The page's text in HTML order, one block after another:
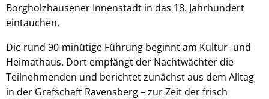
Borgholzhausener Innenstadt in das 18. Jahrhundert
eintauchen.
Die rund 90-minütige Führung beginnt am Kultur- und
Heimathaus. Dort empfängt der Nachtwächter die
Teilnehmenden und berichtet zunächst aus dem Alltag
in der Grafschaft Ravensberg – zur Zeit der frisch